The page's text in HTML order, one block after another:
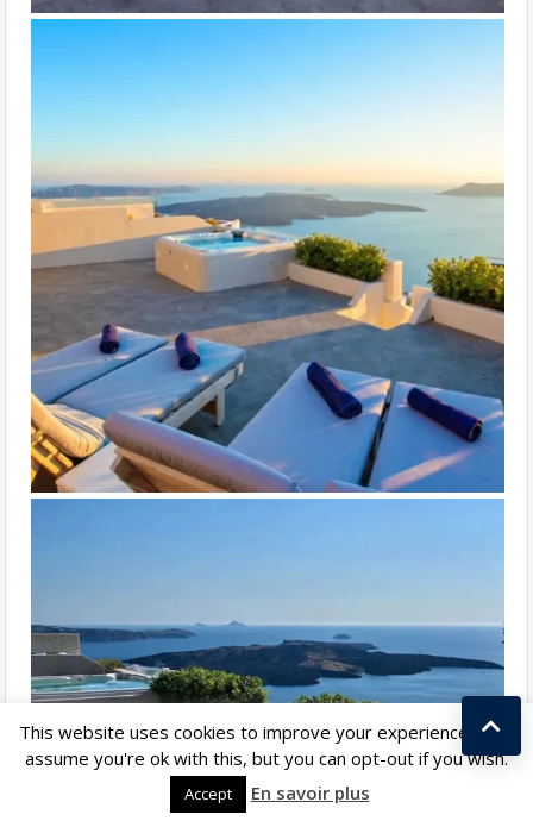
This website uses cookies to improve your experience. We'll
assume you're ok with this, but you can opt-out if you wish.
Accept En savoir plus
Kostas Taralas